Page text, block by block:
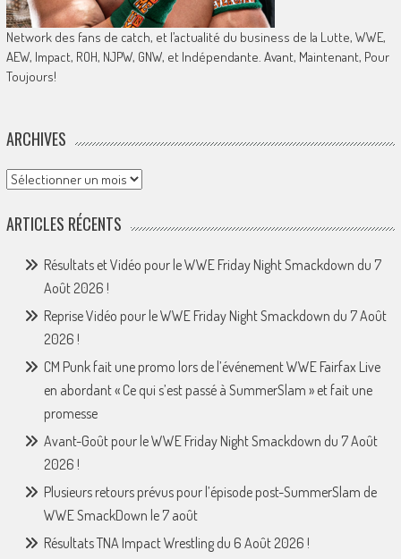
Network des fans de catch, et l’actualité du business de la Lutte, WWE,
AEW, Impact, ROH, NJPW, GNW, et Indépendante. Avant, Maintenant, Pour
Toujours!
ARCHIVES
Archives
ARTICLES RÉCENTS
Résultats et Vidéo pour le WWE Friday Night Smackdown du 7
Août 2026 !
Reprise Vidéo pour le WWE Friday Night Smackdown du 7 Août
2026 !
CM Punk fait une promo lors de l’événement WWE Fairfax Live
en abordant « Ce qui s’est passé à SummerSlam » et fait une
promesse
Avant-Goût pour le WWE Friday Night Smackdown du 7 Août
2026 !
Plusieurs retours prévus pour l’épisode post-SummerSlam de
WWE SmackDown le 7 août
Résultats TNA Impact Wrestling du 6 Août 2026 !